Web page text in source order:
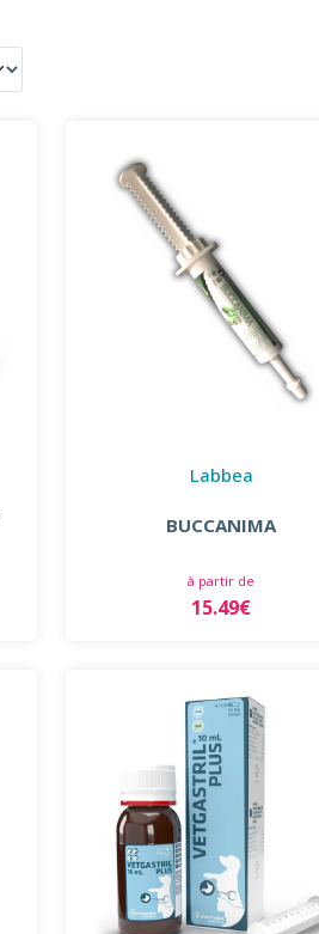
Labbea
BUCCANIMA
à partir de
15.49€